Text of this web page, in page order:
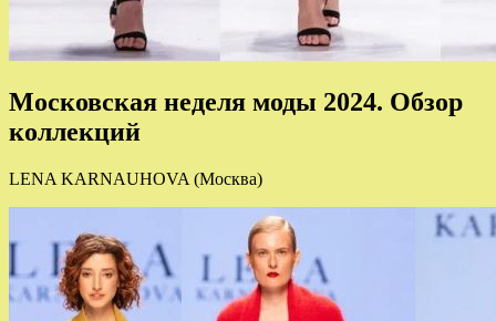
Московская неделя моды 2024. Обзор
коллекций
LENA KARNAUHOVA (Москва)